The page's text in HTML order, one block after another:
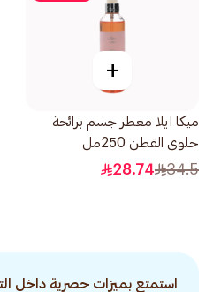
+
ميكا ايلا معطر جسم برائحة
حلوى القطن 250مل
34.5
28.74
استمتع بميزات حصرية داخل